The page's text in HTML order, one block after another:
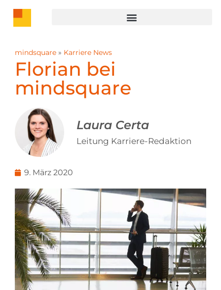
mindsquare » Karriere News
Florian bei
mindsquare
Laura Certa
Leitung Karriere-Redaktion
9. März 2020